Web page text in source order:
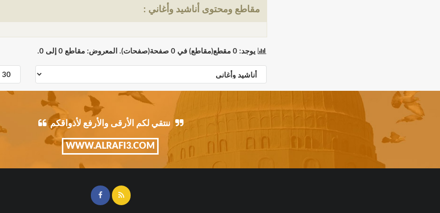
مقاطع ومحتوى أناشيد وأغاني :
يوجد: 0 مقطع(مقاطع) في 0 صفحة(صفحات). المعروض: مقاطع 0 إلى 0.
ننتقي لكم الأرقى والأرفع لأذواقكم
WWW.ALRAFI3.COM